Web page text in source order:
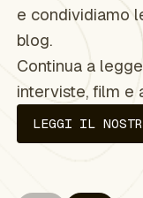
e condividiamo
blog.
Continua a
interviste, film e
LEGGI IL